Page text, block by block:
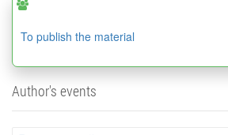
To publish the material
Author's events